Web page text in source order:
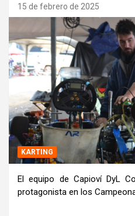
15 de febrero de 2025
KARTING
El equipo de Capioví DyL
protagonista en los